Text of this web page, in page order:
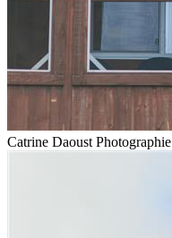
Catrine Daoust Photographie